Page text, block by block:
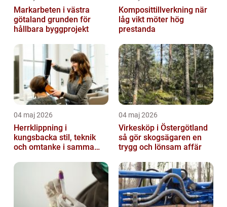
Markarbeten i västra
götaland grunden för
hållbara byggprojekt
Komposittillverkning när
låg vikt möter hög
prestanda
04 maj 2026
Herrklippning i
kungsbacka stil, teknik
och omtanke i samma
04 maj 2026
Virkesköp i Östergötland
så gör skogsägaren en
trygg och lönsam affär